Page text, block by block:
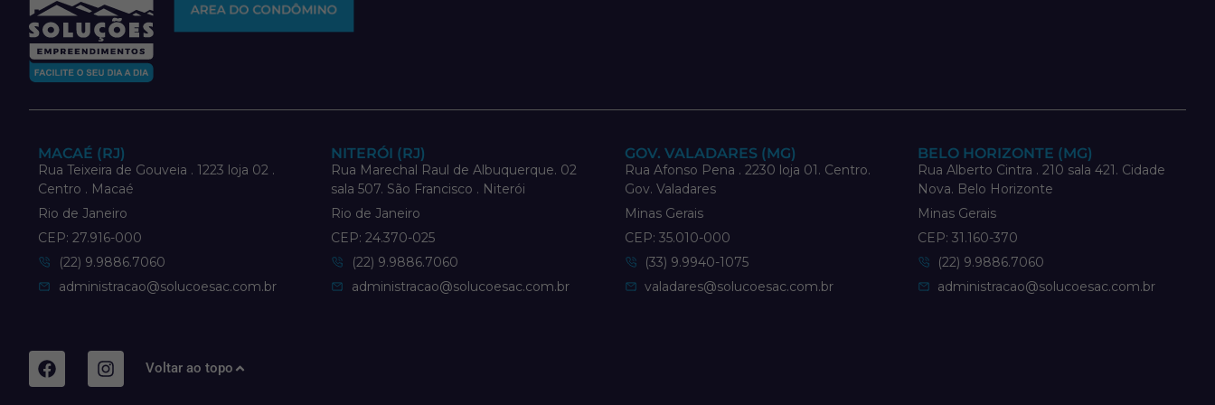
AREA DO CONDÔMINO
MACAÉ (RJ)
Rua Teixeira de Gouveia . 1223 loja 02 .
Centro . Macaé
Rio de Janeiro
CEP: 27.916-000
(22) 9.9886.7060
administracao@solucoesac.com.br
NITERÓI (RJ)
Rua Marechal Raul de Albuquerque. 02
sala 507. São Francisco . Niterói
Rio de Janeiro
CEP: 24.370-025
(22) 9.9886.7060
administracao@solucoesac.com.br
GOV. VALADARES (MG)
Rua Afonso Pena . 2230 loja 01. Centro.
Gov. Valadares
Minas Gerais
CEP: 35.010-000
(33) 9.9940-1075
valadares@solucoesac.com.br
BELO HORIZONTE (MG)
Rua Alberto Cintra . 210 sala 421. Cidade
Nova. Belo Horizonte
Minas Gerais
CEP: 31.160-370
(22) 9.9886.7060
administracao@solucoesac.com.br
Voltar ao topo